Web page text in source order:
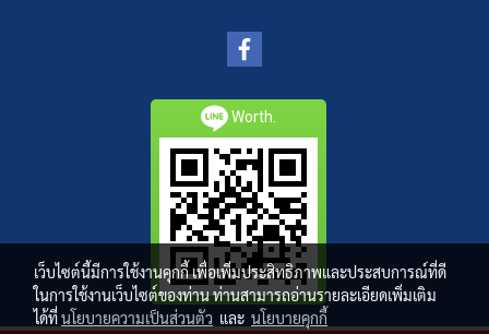
Worth.
เว็บไซต์นี้มีการใช้งานคุกกี้ เพื่อเพิ่มประสิทธิภาพและประสบการณ์ที่ดี
ในการใช้งานเว็บไซต์ของท่าน ท่านสามารถอ่านรายละเอียดเพิ่มเติม
ได้ที่นโยบายความเป็นส่วนตัว และ นโยบายคุกกี้